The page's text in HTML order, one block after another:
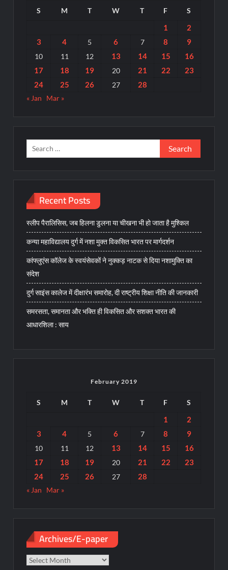
S M T W T F S
1
2
3
4 5 6 7 8 9
10 11 12 13 14 15
16
17
18 19 20 21 22
23
24
25 26 27 28
« Jan Mar »
Search
for:
Recent Posts
स्लीप पैरालिसिस, जब हिलना डुलना या चीखना भी हो जाता है मुश्किल
कन्या महाविद्यालय दुर्ग में नशा मुक्त विकसित भारत पर मार्गदर्शन
कांफ्लुएंस कॉलेज के स्वयंसेवकों ने नुक्कड़ नाटक से दिया नशामुक्ति का
संदेश
दुर्ग साइंस कालेज में दीक्षारंभ समारोह, दी राष्ट्रीय शिक्षा नीति की जानकारी
समरसता, समानता और भक्ति ही विकसित और सशक्त भारत की
आधारशिला : साय
February 2019
S M T W T F S
1
2
3
4 5 6 7 8 9
10 11 12 13 14 15
16
17
18 19 20 21 22
23
24
25 26 27 28
« Jan Mar »
Archives/E-paper